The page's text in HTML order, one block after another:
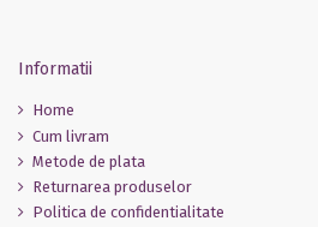
Informatii
Home
Cum livram
Metode de plata
Returnarea produselor
Politica de confidentialitate